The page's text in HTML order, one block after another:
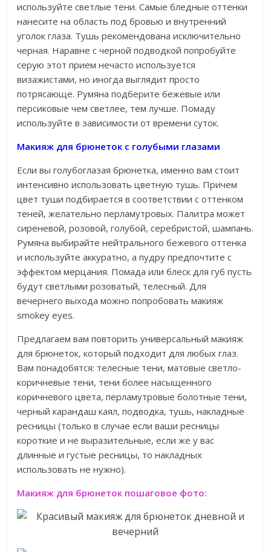
используйте светлые тени. Самые бледные оттенки
нанесите на область под бровью и внутренний
уголок глаза. Тушь рекомендована исключительно
черная. Наравне с черной подводкой попробуйте
серую этот прием нечасто используется
визажистами, но иногда выглядит просто
потрясающе. Румяна подберите бежевые или
персиковые чем светлее, тем лучше. Помаду
используйте в зависимости от времени суток.
Макияж для брюнеток с голубыми глазами
Если вы голубоглазая брюнетка, именно вам стоит
интенсивно использовать цветную тушь. Причем
цвет туши подбирается в соответствии с оттенком
теней, желательно перламутровых. Палитра может
сиреневой, розовой, голубой, серебристой, шампань.
Румяна выбирайте нейтрального бежевого оттенка
и используйте аккуратно, а пудру предпочтите с
эффектом мерцания. Помада или блеск для губ пусть
будут светлыми розоватый, телесный. Для
вечернего выхода можно попробовать макияж
smokey eyes.
Предлагаем вам повторить универсальный макияж
для брюнеток, который подходит для любых глаз.
Вам понадобятся: телесные тени, матовые светло-
коричневые тени, тени более насыщенного
коричневого цвета, перламутровые болотные тени,
черный карандаш каял, подводка, тушь, накладные
ресницы (только в случае если ваши ресницы
короткие и не выразительные, если же у вас
длинные и густые ресницы, то накладных
использовать не нужно).
Макияж для брюнеток пошаговое фото: